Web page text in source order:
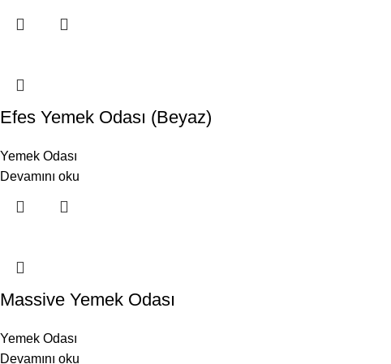
Efes Yemek Odası (Beyaz)
Yemek Odası
Devamını oku
Massive Yemek Odası
Yemek Odası
Devamını oku